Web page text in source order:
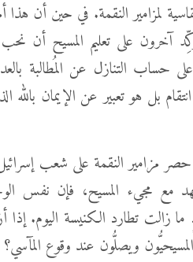
لمزامير النقمة. في حين أن
آخرون على تعليم المسيح أن
حساب التنازل عن المُطالبة
مزامير النقمة على شعب
مجيء المسيح، فإن نفس
زالت تطارد الكنيسة اليوم. إذا
المسيحيُّون ويصلُّون عند وقوع المآسي؟